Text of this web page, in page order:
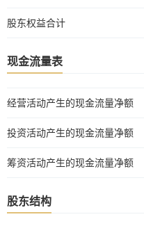
股东权益合计
现金流量表
经营活动产生的现金流量净额
投资活动产生的现金流量净额
筹资活动产生的现金流量净额
股东结构